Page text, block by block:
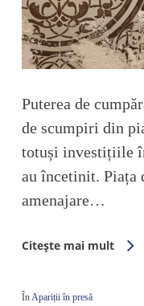
Puterea de
de scumpiri din
totuși investițiile
au încetinit. Piața
amenajare…
Citește mai mult
ÎnApariții în presă